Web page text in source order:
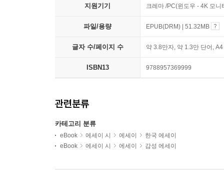
지원기기 크레마 /PC(윈도우 - 4K 모
파일/용량 EPUB(DRM) | 51.32MB
글자 수/페이지 수 약 3.8만자, 약 1.3만 단어,
ISBN13 9788957369999
관련분류
카테고리 분류
eBook 에세이 시 에세이
한국 에세이
eBook
에세이 시 에세이 감성 에세이